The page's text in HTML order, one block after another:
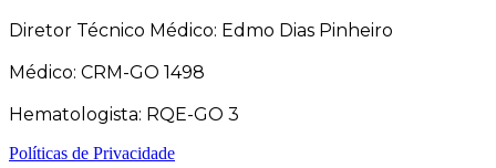
Diretor Técnico Médico: Edmo Dias Pinheiro
Médico: CRM-GO 1498
Hematologista: RQE-GO 3
Políticas de Privacidade